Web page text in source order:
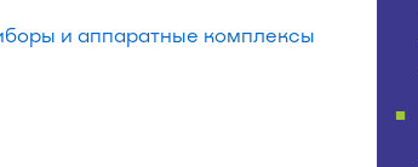
и аппаратные комплексы